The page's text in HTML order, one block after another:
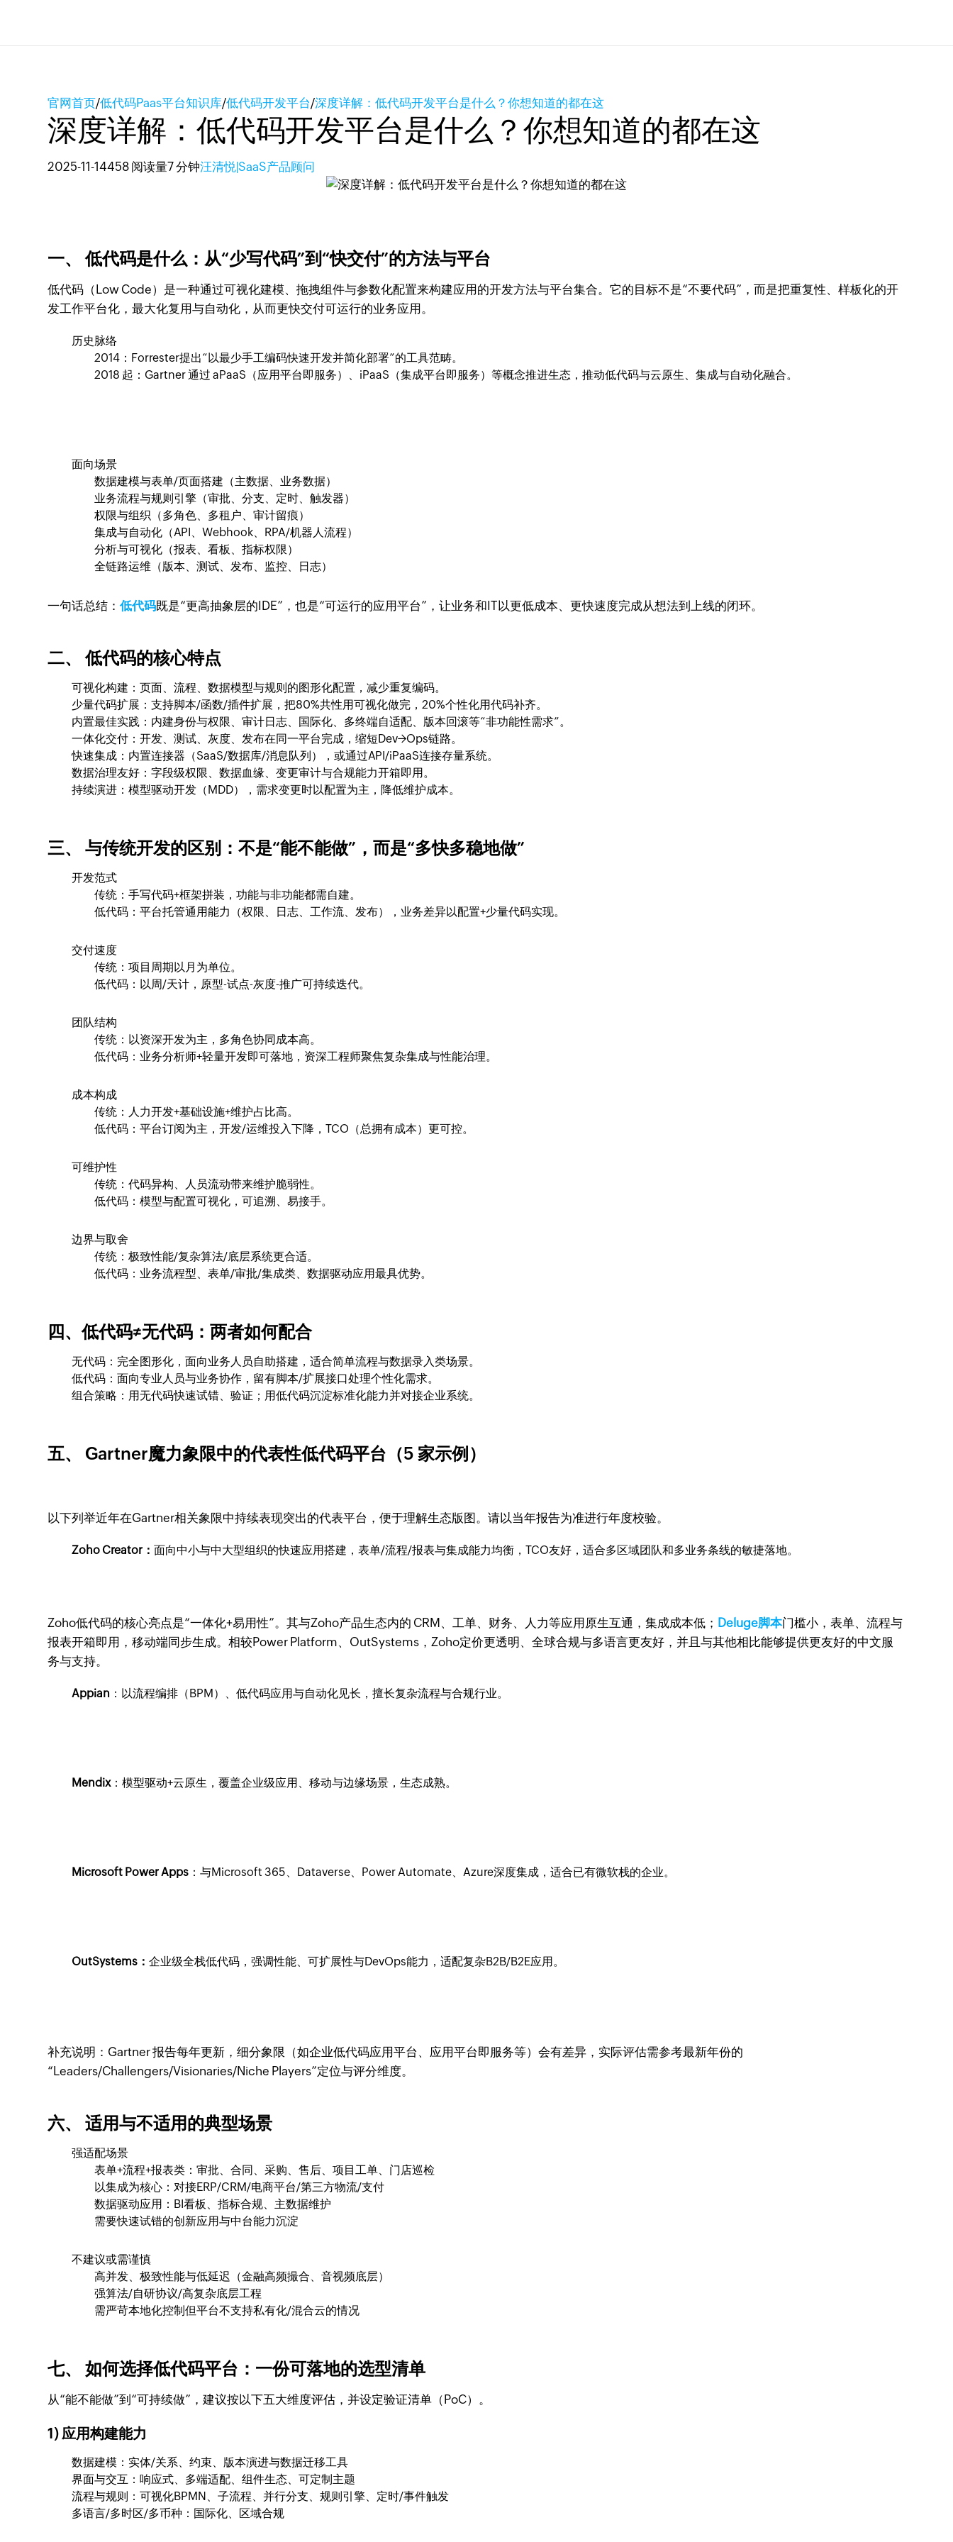
官网首页/低代码Paas平台知识库/低代码开发平台/深度详解：低代码开发平台是什么？你想知道的都在这
深度详解：低代码开发平台是什么？你想知道的都在这
2025-11-14458 阅读量7 分钟汪清悦|SaaS产品顾问
一、 低代码是什么：从“少写代码”到“快交付”的方法与平台
低代码（Low Code）是一种通过可视化建模、拖拽组件与参数化配置来构建应用的开发方法与平台集合。它的目标不是“不要代码”，而是把重复性、样板化的开
发工作平台化，最大化复用与自动化，从而更快交付可运行的业务应用。
历史脉络
2014：Forrester提出“以最少手工编码快速开发并简化部署”的工具范畴。
2018 起：Gartner 通过 aPaaS（应用平台即服务）、iPaaS（集成平台即服务）等概念推进生态，推动低代码与云原生、集成与自动化融合。
面向场景
数据建模与表单/页面搭建（主数据、业务数据）
业务流程与规则引擎（审批、分支、定时、触发器）
权限与组织（多角色、多租户、审计留痕）
集成与自动化（API、Webhook、RPA/机器人流程）
分析与可视化（报表、看板、指标权限）
全链路运维（版本、测试、发布、监控、日志）
一句话总结：低代码既是“更高抽象层的IDE”，也是“可运行的应用平台”，让业务和IT以更低成本、更快速度完成从想法到上线的闭环。
二、 低代码的核心特点
可视化构建：页面、流程、数据模型与规则的图形化配置，减少重复编码。
少量代码扩展：支持脚本/函数/插件扩展，把80%共性用可视化做完，20%个性化用代码补齐。
内置最佳实践：内建身份与权限、审计日志、国际化、多终端自适配、版本回滚等“非功能性需求”。
一体化交付：开发、测试、灰度、发布在同一平台完成，缩短Dev→Ops链路。
快速集成：内置连接器（SaaS/数据库/消息队列），或通过API/iPaaS连接存量系统。
数据治理友好：字段级权限、数据血缘、变更审计与合规能力开箱即用。
持续演进：模型驱动开发（MDD），需求变更时以配置为主，降低维护成本。
三、 与传统开发的区别：不是“能不能做”，而是“多快多稳地做”
开发范式
传统：手写代码+框架拼装，功能与非功能都需自建。
低代码：平台托管通用能力（权限、日志、工作流、发布），业务差异以配置+少量代码实现。
交付速度
传统：项目周期以月为单位。
低代码：以周/天计，原型-试点-灰度-推广可持续迭代。
团队结构
传统：以资深开发为主，多角色协同成本高。
低代码：业务分析师+轻量开发即可落地，资深工程师聚焦复杂集成与性能治理。
成本构成
传统：人力开发+基础设施+维护占比高。
低代码：平台订阅为主，开发/运维投入下降，TCO（总拥有成本）更可控。
可维护性
传统：代码异构、人员流动带来维护脆弱性。
低代码：模型与配置可视化，可追溯、易接手。
边界与取舍
传统：极致性能/复杂算法/底层系统更合适。
低代码：业务流程型、表单/审批/集成类、数据驱动应用最具优势。
四、低代码≠无代码：两者如何配合
无代码：完全图形化，面向业务人员自助搭建，适合简单流程与数据录入类场景。
低代码：面向专业人员与业务协作，留有脚本/扩展接口处理个性化需求。
组合策略：用无代码快速试错、验证；用低代码沉淀标准化能力并对接企业系统。
五、 Gartner魔力象限中的代表性低代码平台（5 家示例）
以下列举近年在Gartner相关象限中持续表现突出的代表平台，便于理解生态版图。请以当年报告为准进行年度校验。
Zoho Creator：面向中小与中大型组织的快速应用搭建，表单/流程/报表与集成能力均衡，TCO友好，适合多区域团队和多业务条线的敏捷落地。
Zoho低代码的核心亮点是“一体化+易用性”。其与Zoho产品生态内的 CRM、工单、财务、人力等应用原生互通，集成成本低； Deluge脚本门槛小，表单、流程与
报表开箱即用，移动端同步生成。相较Power Platform、OutSystems，Zoho定价更透明、全球合规与多语言更友好，并且与其他相比能够提供更友好的中文服
务与支持。
Appian ：以流程编排（BPM）、低代码应用与自动化见长，擅长复杂流程与合规行业。
Mendix：模型驱动+云原生，覆盖企业级应用、移动与边缘场景，生态成熟。
Microsoft Power Apps ：与Microsoft 365、Dataverse、Power Automate、Azure深度集成，适合已有微软栈的企业。
OutSystems：企业级全栈低代码，强调性能、可扩展性与DevOps能力，适配复杂B2B/B2E应用。
补充说明：Gartner 报告每年更新，细分象限（如企业低代码应用平台、应用平台即服务等）会有差异，实际评估需参考最新年份的
“Leaders/Challengers/Visionaries/Niche Players”定位与评分维度。
六、 适用与不适用的典型场景
强适配场景
表单+流程+报表类：审批、合同、采购、售后、项目工单、门店巡检
以集成为核心：对接ERP/CRM/电商平台/第三方物流/支付
数据驱动应用：BI看板、指标合规、主数据维护
需要快速试错的创新应用与中台能力沉淀
不建议或需谨慎
高并发、极致性能与低延迟（金融高频撮合、音视频底层）
强算法/自研协议/高复杂底层工程
需严苛本地化控制但平台不支持私有化/混合云的情况
七、 如何选择低代码平台：一份可落地的选型清单
从“能不能做”到“可持续做”，建议按以下五大维度评估，并设定验证清单（PoC）。
1) 应用构建能力
数据建模：实体/关系、约束、版本演进与数据迁移工具
界面与交互：响应式、多端适配、组件生态、可定制主题
流程与规则：可视化BPMN、子流程、并行分支、规则引擎、定时/事件触发
多语言/多时区/多币种：国际化、区域合规